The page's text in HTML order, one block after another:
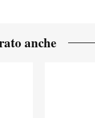
anche